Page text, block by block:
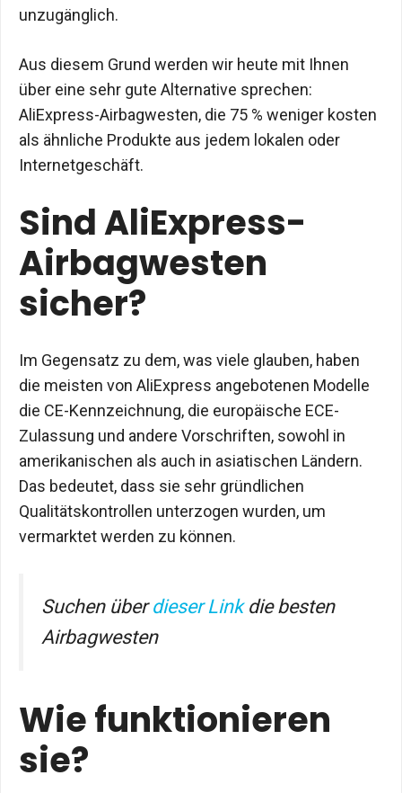
unzugänglich.
Aus diesem Grund werden wir heute mit Ihnen
über eine sehr gute Alternative sprechen:
AliExpress-Airbagwesten, die 75 % weniger kosten
als ähnliche Produkte aus jedem lokalen oder
Internetgeschäft.
Sind AliExpress-
Airbagwesten
sicher?
Im Gegensatz zu dem, was viele glauben, haben
die meisten von AliExpress angebotenen Modelle
die CE-Kennzeichnung, die europäische ECE-
Zulassung und andere Vorschriften, sowohl in
amerikanischen als auch in asiatischen Ländern.
Das bedeutet, dass sie sehr gründlichen
Qualitätskontrollen unterzogen wurden, um
vermarktet werden zu können.
Suchen überdieser Linkdie besten
Airbagwesten
Wie funktionieren
sie?